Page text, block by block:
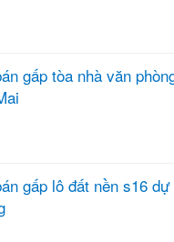
gấp tòa nhà văn
gấp lô đất nền s16